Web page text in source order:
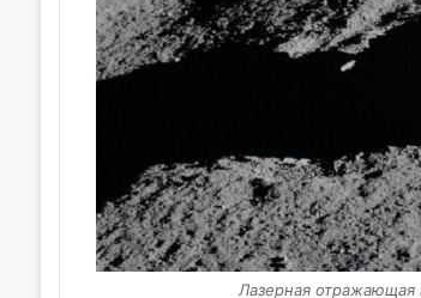
Лазерная отражающая